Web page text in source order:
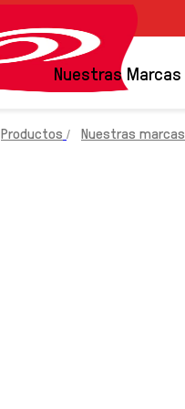
Nuestras Marcas
Productos Nuestras marcas